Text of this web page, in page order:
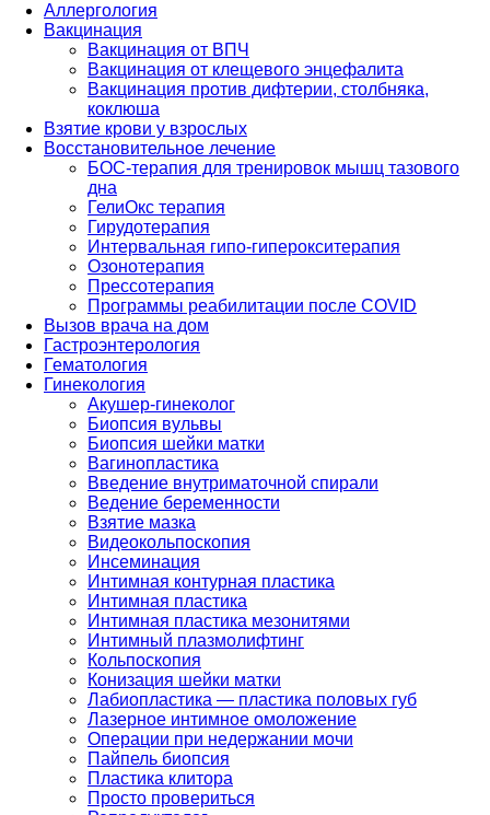
Аллергология
Вакцинация
Вакцинация от ВПЧ
Вакцинация от клещевого энцефалита
Вакцинация против дифтерии, столбняка,
коклюша
Взятие крови у взрослых
Восстановительное лечение
БОС-терапия для тренировок мышц тазового
дна
ГелиОкс терапия
Гирудотерапия
Интервальная гипо-гиперокситерапия
Озонотерапия
Прессотерапия
Программы реабилитации после СOVID
Вызов врача на дом
Гастроэнтерология
Гематология
Гинекология
Акушер-гинеколог
Биопсия вульвы
Биопсия шейки матки
Вагинопластика
Введение внутриматочной спирали
Ведение беременности
Взятие мазка
Видеокольпоскопия
Инсеминация
Интимная контурная пластика
Интимная пластика
Интимная пластика мезонитями
Интимный плазмолифтинг
Кольпоскопия
Конизация шейки матки
Лабиопластика — пластика половых губ
Лазерное интимное омоложение
Операции при недержании мочи
Пайпель биопсия
Пластика клитора
Просто провериться